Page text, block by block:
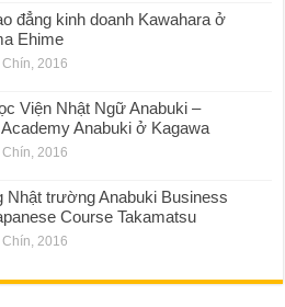
đẳng kinh doanh Kawahara ở
Ehime
2016
Viện Nhật Ngữ Anabuki –
Anabuki ở Kagawa
2016
Nhật trường Anabuki Business
Course Takamatsu
2016